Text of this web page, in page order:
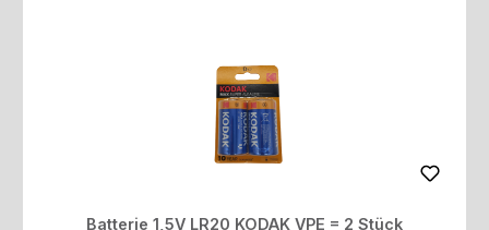
Batterie 1,5V LR20 KODAK VPE = 2 Stück